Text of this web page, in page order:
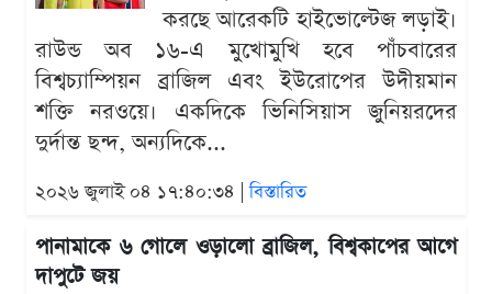
করছে আরেকটি হাইভোল্টেজ লড়াই।
রাউন্ড অব ১৬-এ মুখোমুখি হবে পাঁচবারের
বিশ্বচ্যাম্পিয়ন ব্রাজিল এবং ইউরোপের উদীয়মান
শক্তি নরওয়ে। একদিকে ভিনিসিয়াস জুনিয়রদের
দুর্দান্ত ছন্দ, অন্যদিকে...
২০২৬ জুলাই ০৪ ১৭:৪০:৩৪ |বিস্তারিত
পানামাকে ৬ গোলে ওড়ালো ব্রাজিল, বিশ্বকাপের আগে
দাপুটে জয়